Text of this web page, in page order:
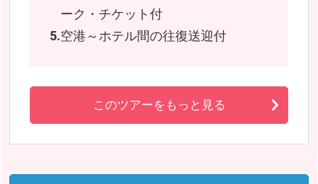
ーク・チケット付
空港～ホテル間の往復送迎付
このツアーをもっと見る